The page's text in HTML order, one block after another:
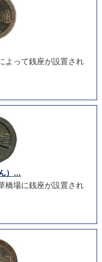
よって銭座が設置され
）...
橋場に銭座が設置され